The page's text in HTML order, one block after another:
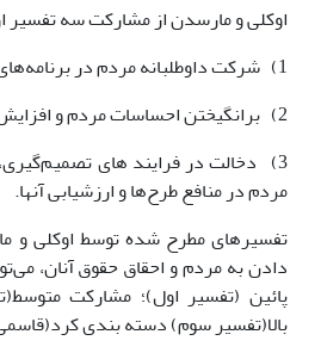
اوکلی و مارسدن از مشارکت سه تفسیر
1) شرکت داوطلبانه مردم در برنامه‌های عمومی؛
2) برانگیختن احساسات مردم و افزایش درک و توان آنان؛
3) دخالت در فرایند های
مردم در منافع طرح‌ها و ارزشیابی آنها.
تفسیرهای مطرح شده توسط اوکلی و
دادن به مردم و احقاق حقوق آنان،
پائین (تفسیر اول)؛ مشارکت
بالا(تفسیر سوم) دسته بندی